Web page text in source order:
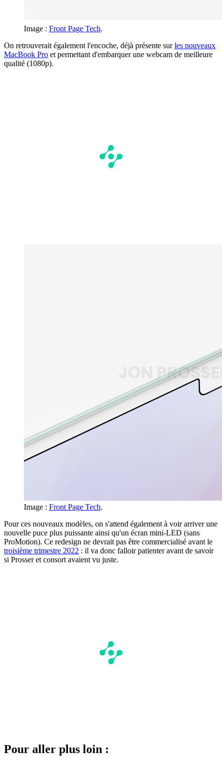
Image : Front Page Tech.
On retrouverait également l'encoche, déjà présente surles nouveaux
MacBook Pro et permettant d'embarquer une webcam de meilleure
qualité (1080p).
Image : Front Page Tech.
Pour ces nouveaux modèles, on s'attend également à voir arriver une
nouvelle puce plus puissante ainsi qu'un écran mini-LED (sans
ProMotion). Ce redesign ne devrait pas être commercialisé avant le
troisième trimestre 2022 : il va donc falloir patienter avant de savoir
si Prosser et consort avaient vu juste.
Pour aller plus loin :